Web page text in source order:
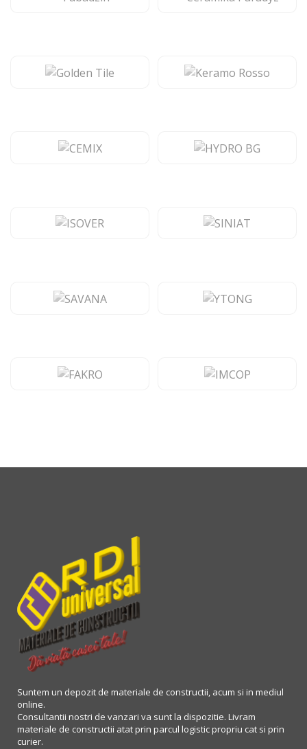
Suntem un depozit de materiale de constructii, acum si in mediul
online.
Consultantii nostri de vanzari va sunt la dispozitie. Livram
materiale de constructii atat prin parcul logistic propriu cat si prin
curier.